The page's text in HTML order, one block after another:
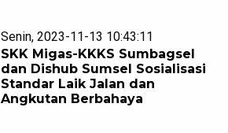
Senin, 2023-11-13 10:43:11
SKK Migas-KKKS Sumbagsel
dan Dishub Sumsel Sosialisasi
Standar Laik Jalan dan
Angkutan Berbahaya